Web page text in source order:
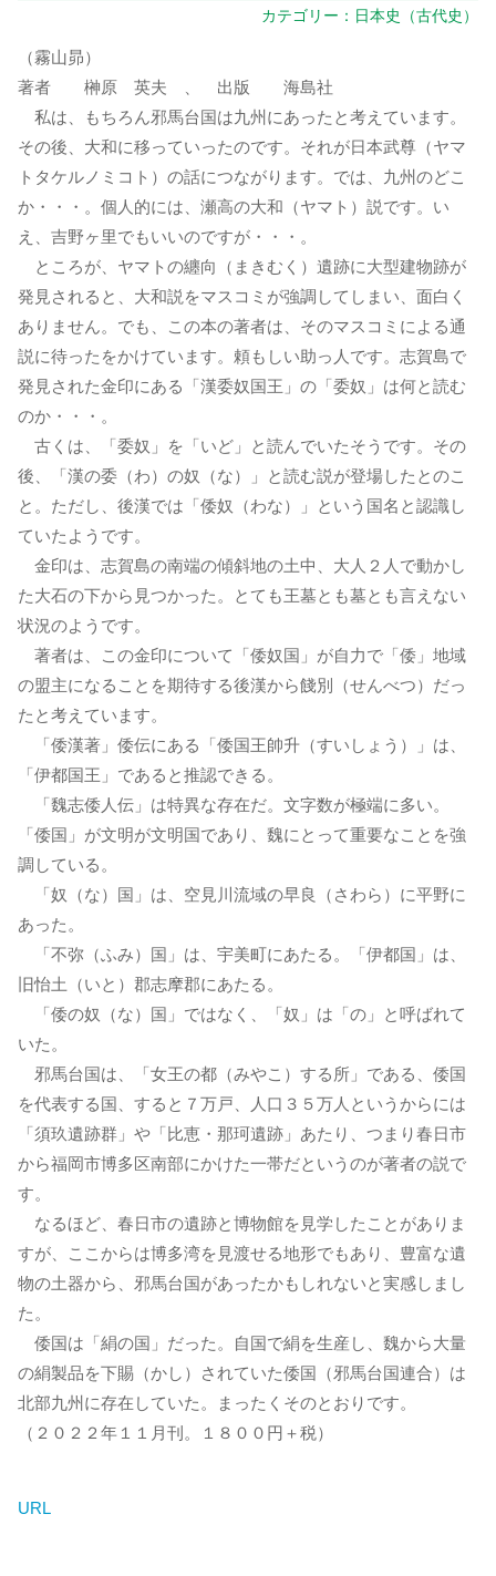
カテゴリー： 日本史（古代史）
（霧山昴）
著者 榊原 英夫 、 出版 海島社
私は、もちろん邪馬台国は九州にあったと考えています。
その後、大和に移っていったのです。それが日本武尊（ヤマ
トタケルノミコト）の話につながります。では、九州のどこ
か・・・。個人的には、瀬高の大和（ヤマト）説です。い
え、吉野ヶ里でもいいのですが・・・。
ところが、ヤマトの纏向（まきむく）遺跡に大型建物跡が
発見されると、大和説をマスコミが強調してしまい、面白く
ありません。でも、この本の著者は、そのマスコミによる通
説に待ったをかけています。頼もしい助っ人です。志賀島で
発見された金印にある「漢委奴国王」の「委奴」は何と読む
のか・・・。
古くは、「委奴」を「いど」と読んでいたそうです。その
後、「漢の委（わ）の奴（な）」と読む説が登場したとのこ
と。ただし、後漢では「倭奴（わな）」という国名と認識し
ていたようです。
金印は、志賀島の南端の傾斜地の土中、大人２人で動かし
た大石の下から見つかった。とても王墓とも墓とも言えない
状況のようです。
著者は、この金印について「倭奴国」が自力で「倭」地域
の盟主になることを期待する後漢から餞別（せんべつ）だっ
たと考えています。
「倭漢著」倭伝にある「倭国王帥升（すいしょう）」は、
「伊都国王」であると推認できる。
「魏志倭人伝」は特異な存在だ。文字数が極端に多い。
「倭国」が文明が文明国であり、魏にとって重要なことを強
調している。
「奴（な）国」は、空見川流域の早良（さわら）に平野に
あった。
「不弥（ふみ）国」は、宇美町にあたる。「伊都国」は、
旧怡土（いと）郡志摩郡にあたる。
「倭の奴（な）国」ではなく、「奴」は「の」と呼ばれて
いた。
邪馬台国は、「女王の都（みやこ）する所」である、倭国
を代表する国、すると７万戸、人口３５万人というからには
「須玖遺跡群」や「比恵・那珂遺跡」あたり、つまり春日市
から福岡市博多区南部にかけた一帯だというのが著者の説で
す。
なるほど、春日市の遺跡と博物館を見学したことがありま
すが、ここからは博多湾を見渡せる地形でもあり、豊富な遺
物の土器から、邪馬台国があったかもしれないと実感しまし
た。
倭国は「絹の国」だった。自国で絹を生産し、魏から大量
の絹製品を下賜（かし）されていた倭国（邪馬台国連合）は
北部九州に存在していた。まったくそのとおりです。
（２０２２年１１月刊。１８００円＋税）
URL